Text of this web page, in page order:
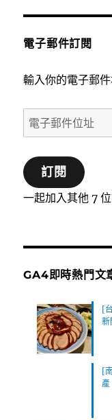
電子郵件訂閱
輸入你的電子郵
電
子
郵
件
位
訂閱
一起加入其他 7
GA4即時熱門文
[
新
[